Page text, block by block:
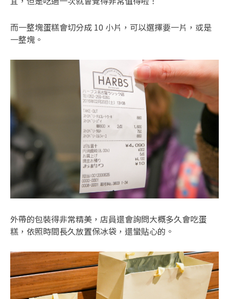
而一整塊蛋糕會切分成 10 小片，可以選擇要一片，或是
一整塊。
外帶的包裝得非常精美，店員還會詢問大概多久會吃蛋
糕，依照時間長久放置保冰袋，還蠻貼心的。